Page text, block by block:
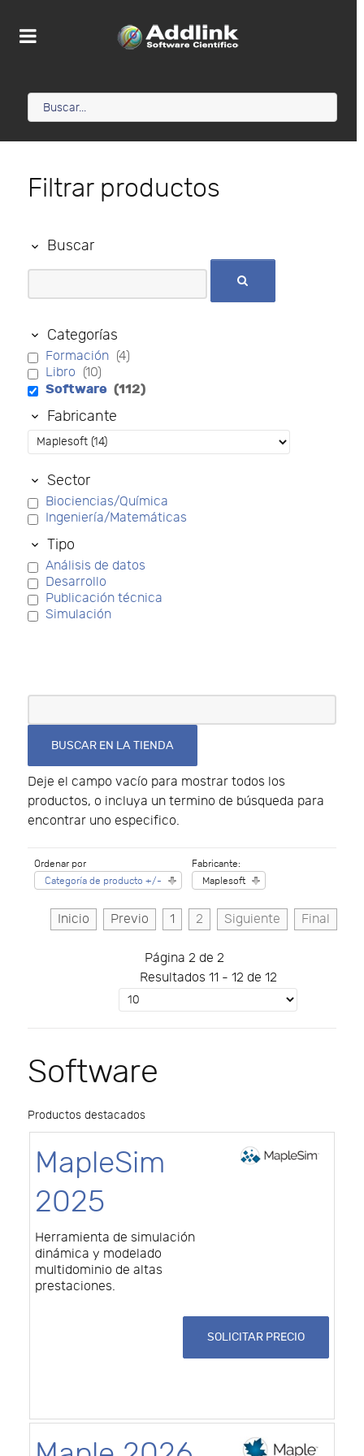
Filtrar productos
Buscar
Categorías
Formación (4)
Libro (10)
Software (112)
Fabricante
Sector
Biociencias/Química
Ingeniería/Matemáticas
Tipo
Análisis de datos
Desarrollo
Publicación técnica
Simulación
Deje el campo vacío para mostrar todos los
productos, o incluya un termino de búsqueda para
encontrar uno especifico.
Ordenar por
Categoría de producto +/-
Fabricante:
Maplesoft
Inicio Previo 1 2 Siguiente Final
Página 2 de 2
Resultados 11 - 12 de 12
Software
Productos destacados
MapleSim
2025
Herramienta de simulación
dinámica y modelado
multidominio de altas
prestaciones.
SOLICITAR PRECIO